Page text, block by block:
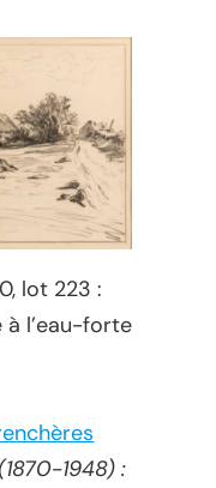
lot 223 :
l’eau-forte
1948) :